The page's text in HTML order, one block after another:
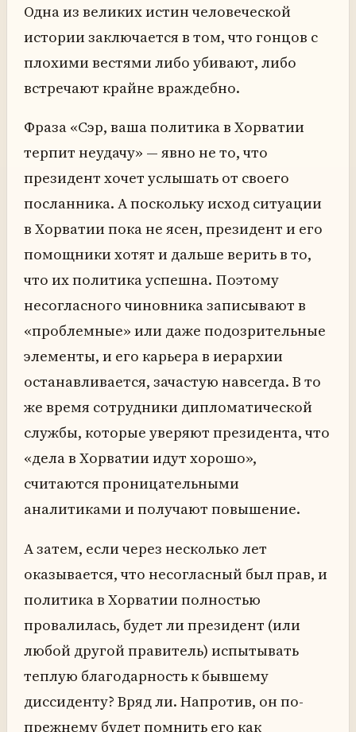
Одна из великих истин человеческой
истории заключается в том, что гонцов с
плохими вестями либо убивают, либо
встречают крайне враждебно.
Фраза «Сэр, ваша политика в Хорватии
терпит неудачу» — явно не то, что
президент хочет услышать от своего
посланника. А поскольку исход ситуации
в Хорватии пока не ясен, президент и его
помощники хотят и дальше верить в то,
что их политика успешна. Поэтому
несогласного чиновника записывают в
«проблемные» или даже подозрительные
элементы, и его карьера в иерархии
останавливается, зачастую навсегда. В то
же время сотрудники дипломатической
службы, которые уверяют президента, что
«дела в Хорватии идут хорошо»,
считаются проницательными
аналитиками и получают повышение.
А затем, если через несколько лет
оказывается, что несогласный был прав, и
политика в Хорватии полностью
провалилась, будет ли президент (или
любой другой правитель) испытывать
теплую благодарность к бывшему
диссиденту? Вряд ли. Напротив, он по-
прежнему будет помнить его как